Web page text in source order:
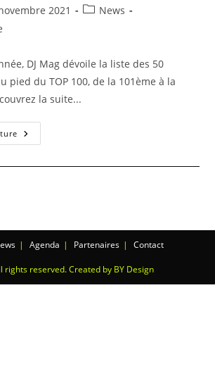
2021
News
DJ Mag dévoile la liste des 50
pied du TOP 100, de la 101ème à la
la suite...
Agenda Partenaires Contact
rights reserved. Created by BY Design